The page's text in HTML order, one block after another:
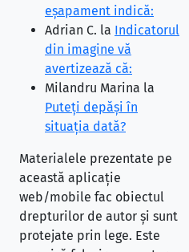
eşapament indică:
Adrian C. la Indicatorul
din imagine vă
avertizează că:
Milandru Marina la
Puteţi depăşi în
situaţia dată?
Materialele prezentate pe
această aplicație
web/mobile fac obiectul
drepturilor de autor și sunt
protejate prin lege. Este